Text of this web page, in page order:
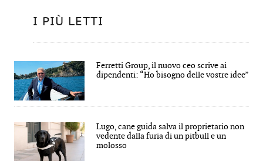
I PIÙ LETTI
Ferretti Group, il nuovo ceo scrive ai
dipendenti: “Ho bisogno delle vostre idee”
Lugo, cane guida salva il proprietario non
vedente dalla furia di un pitbull e un
molosso